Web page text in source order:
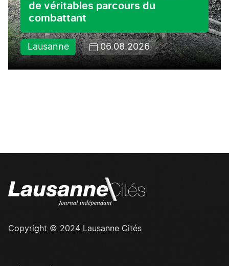
de véritables parcours du
combattant
Lausanne 06.08.2026
Copyright © 2024 Lausanne Cités